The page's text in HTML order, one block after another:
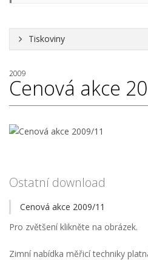
Tiskoviny
2009
Cenová akce
Ostatní download
Cenová akce 2009/11
Pro zvětšení klikněte na obrázek.
Zimní nabídka měřicí techniky